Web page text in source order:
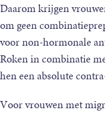
Daarom krijgen
om geen
voor non-hormonale
Roken in combinatie
hen een absolute
Voor vrouwen met